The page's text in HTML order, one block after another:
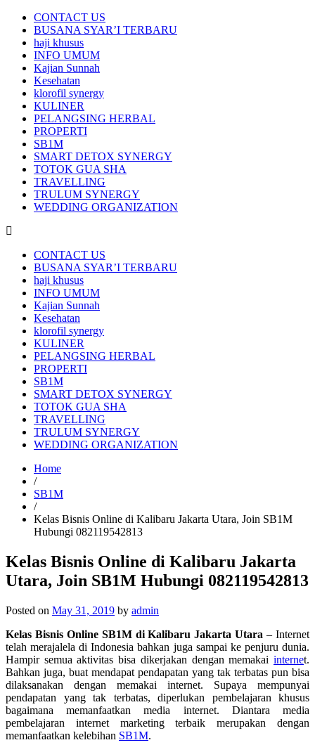
CONTACT US
BUSANA SYAR’I TERBARU
haji khusus
INFO UMUM
Kajian Sunnah
Kesehatan
klorofil synergy
KULINER
PELANGSING HERBAL
PROPERTI
SB1M
SMART DETOX SYNERGY
TOTOK GUA SHA
TRAVELLING
TRULUM SYNERGY
WEDDING ORGANIZATION
CONTACT US
BUSANA SYAR’I TERBARU
haji khusus
INFO UMUM
Kajian Sunnah
Kesehatan
klorofil synergy
KULINER
PELANGSING HERBAL
PROPERTI
SB1M
SMART DETOX SYNERGY
TOTOK GUA SHA
TRAVELLING
TRULUM SYNERGY
WEDDING ORGANIZATION
Home
/
SB1M
/
Kelas Bisnis Online di Kalibaru Jakarta Utara, Join SB1M
Hubungi 082119542813
Kelas Bisnis Online di Kalibaru Jakarta
Utara, Join SB1M Hubungi 082119542813
Posted on May 31, 2019 by admin
Kelas Bisnis Online SB1M di Kalibaru Jakarta Utara – Internet
telah merajalela di Indonesia bahkan juga sampai ke penjuru dunia.
Hampir semua aktivitas bisa dikerjakan dengan memakai internet.
Bahkan juga, buat mendapat pendapatan yang tak terbatas pun bisa
dilaksanakan dengan memakai internet. Supaya mempunyai
pendapatan yang tak terbatas, diperlukan pembelajaran khusus
bagaimana memanfaatkan media internet. Diantara media
pembelajaran internet marketing terbaik merupakan dengan
memanfaatkan kelebihan SB1M.